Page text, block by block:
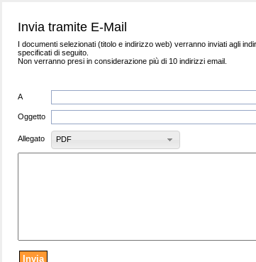
Invia tramite E-Mail
I documenti selezionati (titolo e indirizzo web) verranno inviati agli
specificati di seguito.
Non verranno presi in considerazione più di 10 indirizzi email.
A
Oggetto
Allegato PDF